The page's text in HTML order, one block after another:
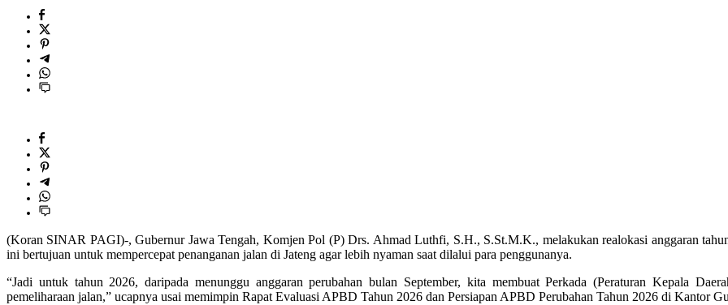
(Koran SINAR PAGI)-, Gubernur Jawa Tengah, Komjen Pol (P) Drs. Ahmad Luthfi, S.H., S.St.M.K., melakukan realokasi anggaran
ini bertujuan untuk mempercepat penanganan jalan di Jateng agar lebih nyaman saat dilalui para penggunanya.
“Jadi untuk tahun 2026, daripada menunggu anggaran perubahan bulan September, kita membuat Perkada (Peraturan Kepala
pemeliharaan jalan,” ucapnya usai memimpin Rapat Evaluasi APBD Tahun 2026 dan Persiapan APBD Perubahan Tahun 2026 di Kantor